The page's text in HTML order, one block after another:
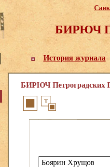
БИРЮЧ
История журнала
БИРЮЧ Петроградских
Боярин Хрущов